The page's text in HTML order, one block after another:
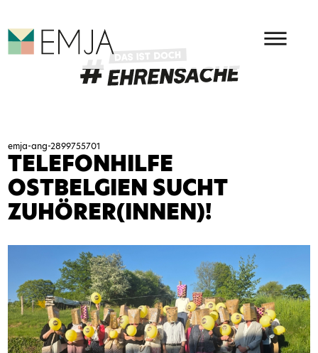
HAUPMENÜ
EMJA - EHRENAMT IN
emja-ang-2899755701
TELEFONHILFE
OSTBELGIEN SUCHT
ZUHÖRER(INNEN)!